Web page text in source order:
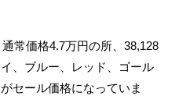
常価格4.7万円の所、38,128
、ブルー、レッド、ゴール
セール価格になっていま